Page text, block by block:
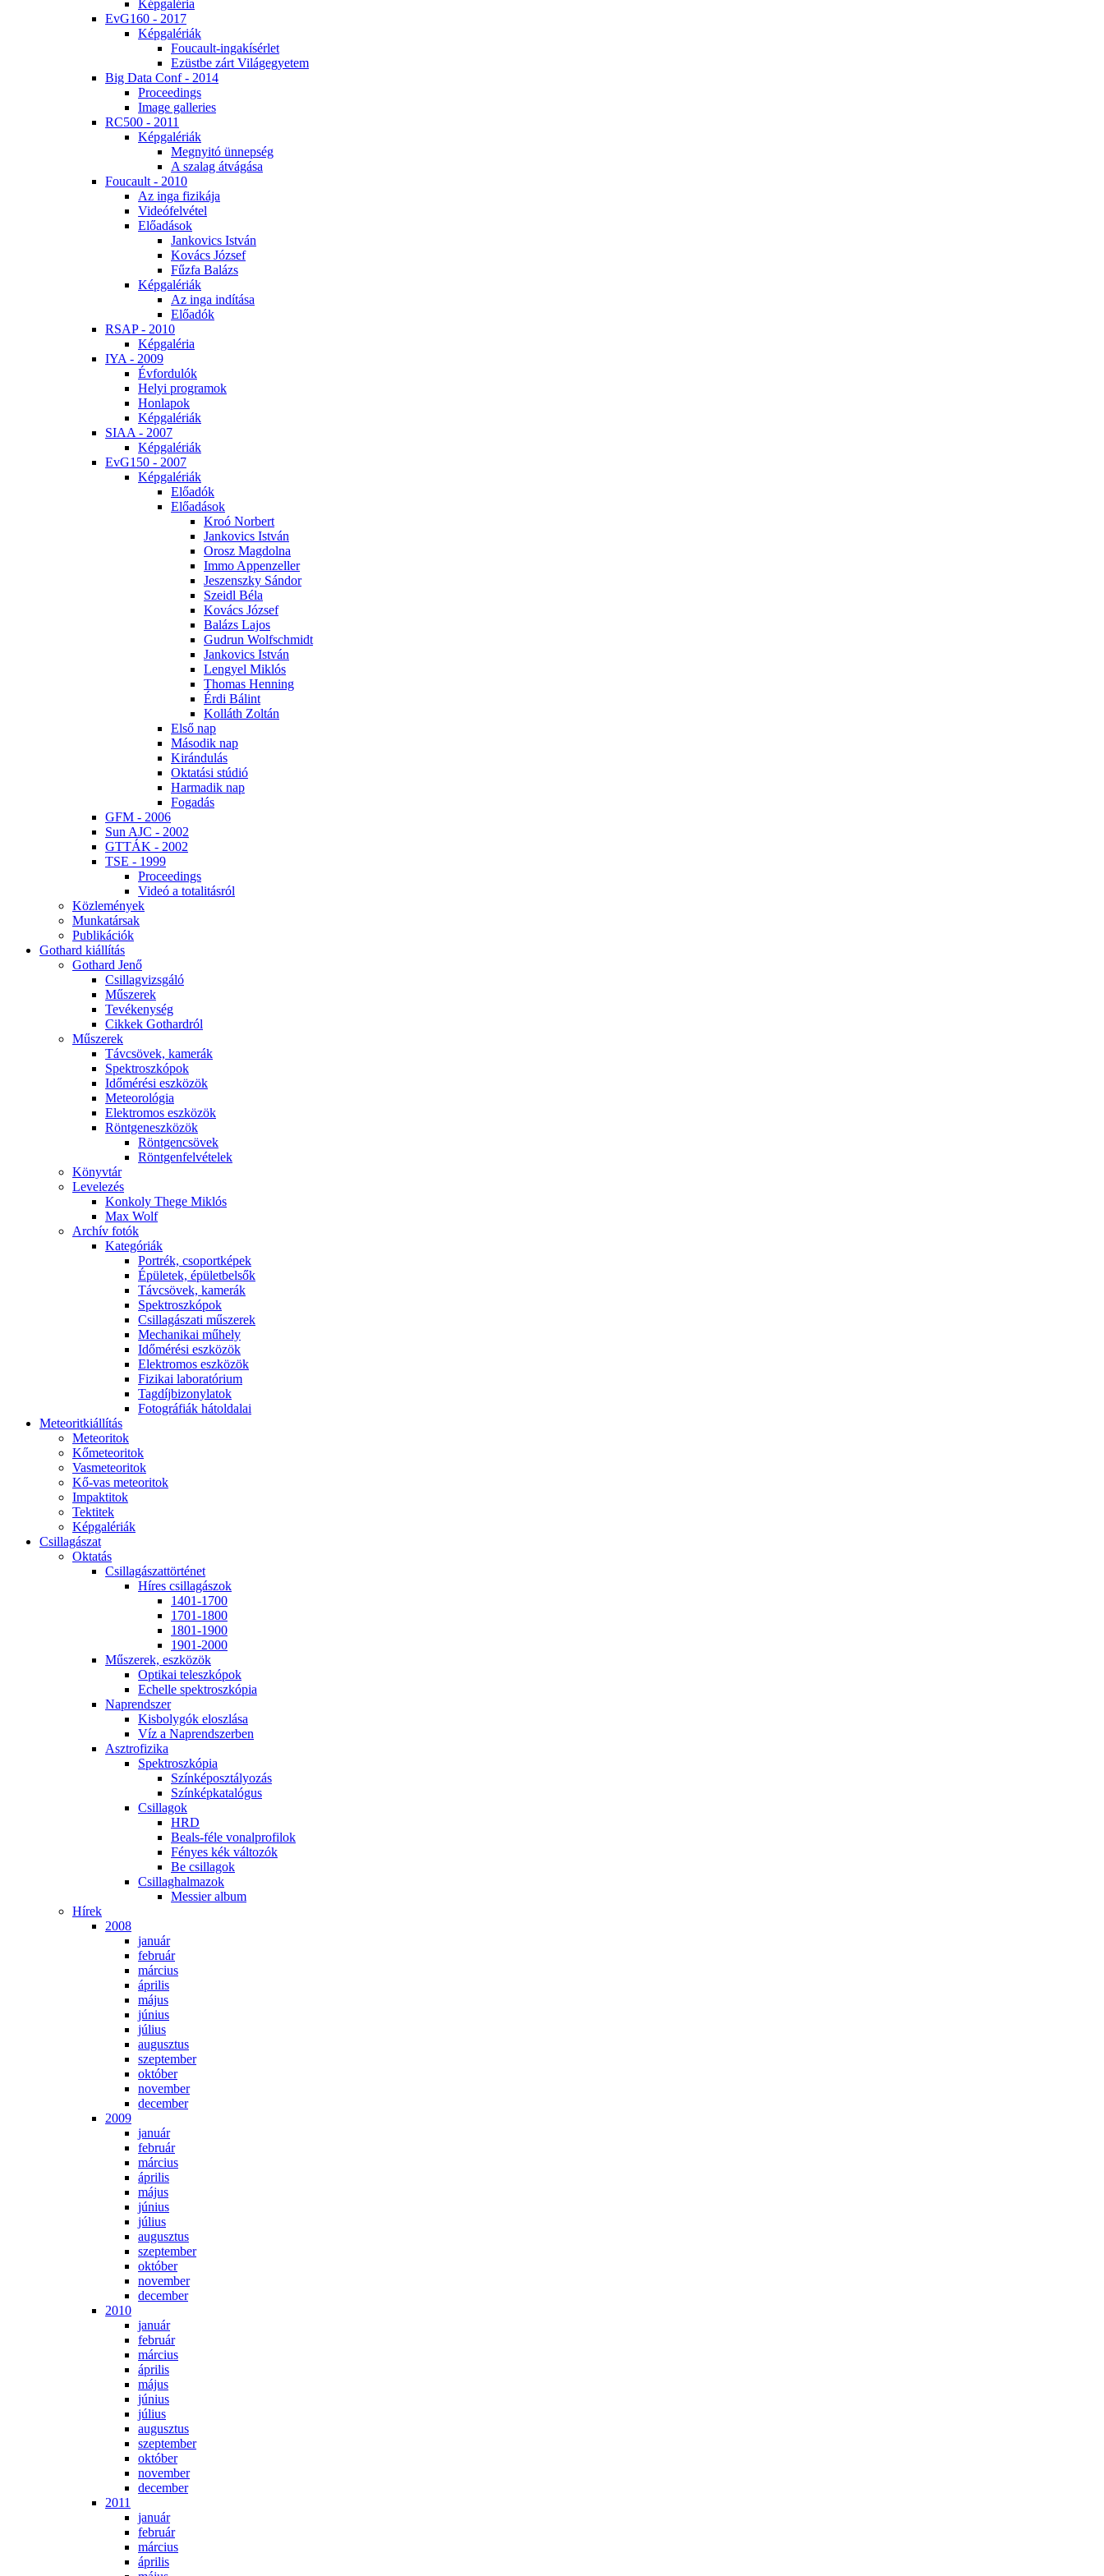
Kép­ga­lé­ria
EvG160 - 2017
Kép­ga­lé­ri­ák
Fo­u­ca­ult-in­ga­kí­sér­let
Ezüst­be zárt Vi­lág­egye­tem
Big Da­ta Conf - 2014
Pro­ce­e­dings
Image gal­le­ri­es
RC500 - 2011
Kép­ga­lé­ri­ák
Meg­nyi­tó ün­nep­ség
A sza­lag át­vá­gá­sa
Fo­u­ca­ult - 2010
Az in­ga fi­zi­ká­ja
Vi­de­ó­fel­vé­tel
Elő­adá­sok
Jan­ko­vics Ist­ván
Ko­vács Jó­zsef
Fűz­fa Ba­lázs
Kép­ga­lé­ri­ák
Az in­ga in­dí­tá­sa
Elő­adók
RSAP - 2010
Kép­ga­lé­ria
IYA - 2009
Év­for­du­lók
He­lyi prog­ra­mok
Hon­la­pok
Kép­ga­lé­ri­ák
SI­AA - 2007
Kép­ga­lé­ri­ák
EvG150 - 2007
Kép­ga­lé­ri­ák
Elő­adók
Elő­adá­sok
Kroó Nor­bert
Jan­ko­vics Ist­ván
Orosz Mag­dol­na
Im­mo Ap­pen­zel­ler
Je­szensz­ky Sán­dor
Szeidl Bé­la
Ko­vács Jó­zsef
Ba­lázs La­jos
Gud­run Wolfsch­midt
Jan­ko­vics Ist­ván
Len­gyel Mik­lós
Tho­mas Hen­ning
Ér­di Bá­lint
Kol­láth Zol­tán
El­ső nap
Má­so­dik nap
Ki­rán­du­lás
Ok­ta­tá­si stú­dió
Har­ma­dik nap
Fo­ga­dás
GFM - 2006
Sun AJC - 2002
GT­TÁK - 2002
TSE - 1999
Pro­ce­e­dings
Vi­deó a to­ta­li­tás­ról
Köz­le­mé­nyek
Mun­ka­tár­sak
Pub­li­ká­ci­ók
Got­hard ki­ál­lí­tás
Got­hard Je­nő
Csil­lag­vizs­gá­ló
Mű­sze­rek
Te­vé­keny­ség
Cik­kek Got­hard­ról
Mű­sze­rek
Táv­csö­vek, ka­me­rák
Spekt­rosz­kó­pok
Idő­mé­ré­si esz­kö­zök
Me­te­o­ro­ló­gia
Elekt­ro­mos esz­kö­zök
Rönt­gen­esz­kö­zök
Rönt­gen­csö­vek
Rönt­gen­fel­vé­te­lek
Könyv­tár
Le­ve­le­zés
Kon­koly The­ge Mik­lós
Max Wolf
Ar­chív fo­tók
Ka­te­gó­ri­ák
Port­rék, cso­port­ké­pek
Épü­le­tek, épü­let­bel­sők
Táv­csö­vek, ka­me­rák
Spekt­rosz­kó­pok
Csil­la­gá­sza­ti mű­sze­rek
Me­cha­ni­kai mű­hely
Idő­mé­ré­si esz­kö­zök
Elekt­ro­mos esz­kö­zök
Fi­zi­kai la­bo­ra­tó­ri­um
Tag­díj­bi­zony­la­tok
Fo­tog­rá­fi­ák hát­ol­da­lai
Me­te­o­rit­ki­ál­lí­tás
Me­te­o­ri­tok
Kő­me­te­o­ri­tok
Vas­me­te­o­ri­tok
Kő-vas me­te­o­ri­tok
Imp­ak­ti­tok
Tek­ti­tek
Kép­ga­lé­ri­ák
Csil­la­gá­szat
Ok­ta­tás
Csil­la­gá­szat­tör­té­net
Hí­res csil­la­gá­szok
1401-1700
1701-1800
1801-1900
1901-2000
Mű­sze­rek, esz­kö­zök
Op­ti­kai te­lesz­kó­pok
Echel­le spekt­rosz­kó­pia
Nap­rend­szer
Kis­boly­gók el­osz­lá­sa
Víz a Nap­rend­szer­ben
Aszt­ro­fi­zi­ka
Spekt­rosz­kó­pia
Szín­kép­osz­tá­lyo­zás
Szín­kép­ka­ta­ló­gus
Csil­la­gok
HRD
Be­als-fé­le vo­nal­pro­fi­lok
Fé­nyes kék vál­to­zók
Be csil­la­gok
Csil­lag­hal­ma­zok
Mes­si­er al­bum
Hí­rek
2008
ja­nu­ár
feb­ru­ár
már­ci­us
áp­ri­lis
má­jus
jú­ni­us
jú­li­us
au­gusz­tus
szep­tem­ber
ok­tó­ber
no­vem­ber
de­cem­ber
2009
ja­nu­ár
feb­ru­ár
már­ci­us
áp­ri­lis
má­jus
jú­ni­us
jú­li­us
au­gusz­tus
szep­tem­ber
ok­tó­ber
no­vem­ber
de­cem­ber
2010
ja­nu­ár
feb­ru­ár
már­ci­us
áp­ri­lis
má­jus
jú­ni­us
jú­li­us
au­gusz­tus
szep­tem­ber
ok­tó­ber
no­vem­ber
de­cem­ber
2011
ja­nu­ár
feb­ru­ár
már­ci­us
áp­ri­lis